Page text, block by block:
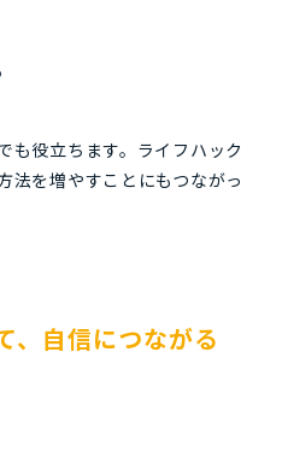
も役立ちます。ライフハック
法を増やすことにもつながっ
、自信につながる